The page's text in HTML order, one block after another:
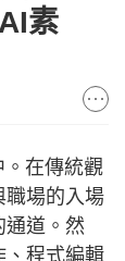
素
在傳統觀
職場的入場
通道。然
、程式編輯